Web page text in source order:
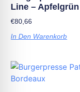
Line – Apfelgrün
€80,66
In Den Warenkorb